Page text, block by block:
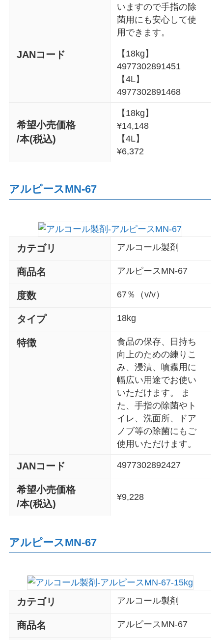
いますので手指の除
菌用にも安心して使
用できます。
JANコード
【18kg】
4977302891451
【4L】
4977302891468
希望小売価格
/本(税込)
【18kg】
¥14,148
【4L】
¥6,372
アルピースMN-67
カテゴリ アルコール製剤
商品名 アルピースMN-67
度数 67％（v/v）
タイプ 18kg
特徴
食品の保存、日持ち
向上のための練りこ
み、浸漬、噴霧用に
幅広い用途でお使い
いただけます。 ま
た、手指の除菌やト
イレ、洗面所、ドア
ノブ等の除菌にもご
使用いただけます。
JANコード 4977302892427
希望小売価格
/本(税込)
¥9,228
アルピースMN-67
カテゴリ アルコール製剤
商品名 アルピースMN-67